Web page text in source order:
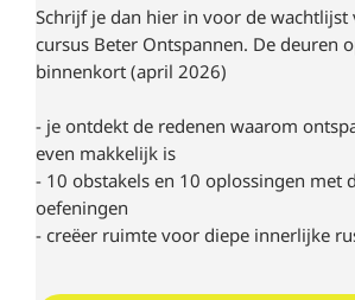
Schrijf je dan hier in voor de wachtlijst
cursus Beter Ontspannen. De deuren
binnenkort (april 2026)
- je ontdekt de redenen waarom
even makkelijk is
- 10 obstakels en 10 oplossingen met
oefeningen
- creëer ruimte voor diepe innerlijke